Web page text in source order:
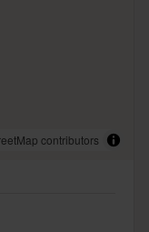
contributors